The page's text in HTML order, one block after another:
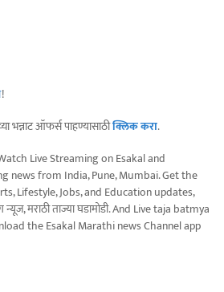
!
भन्नाट ऑफर्स पाहण्यासाठीक्लिक करा.
Live Streaming on Esakal and
news from India, Pune, Mumbai. Get the
Lifestyle, Jobs, and Education updates,
न्यूज, मराठी ताज्या घडामोडी. And Live taja batmya
the Esakal Marathi news Channel app